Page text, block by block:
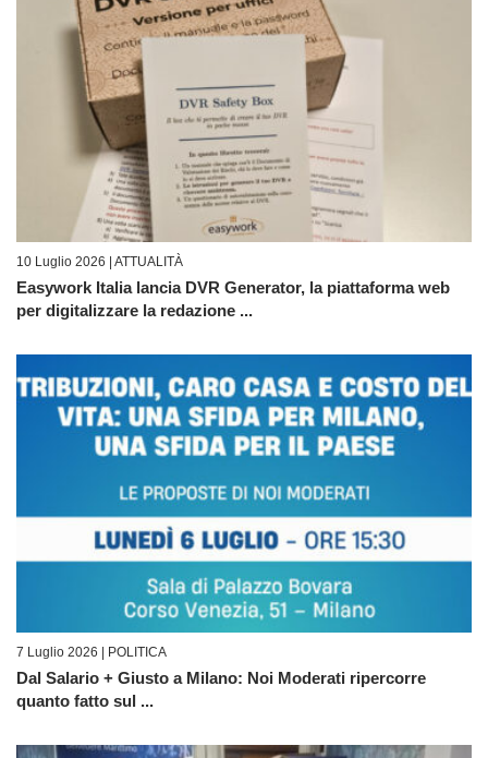
10 Luglio 2026 | ATTUALITÀ
Easywork Italia lancia DVR Generator, la piattaforma web
per digitalizzare la redazione ...
7 Luglio 2026 | POLITICA
Dal Salario + Giusto a Milano: Noi Moderati ripercorre
quanto fatto sul ...